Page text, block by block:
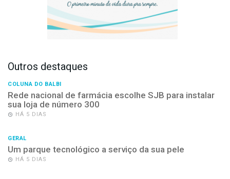
Outros destaques
COLUNA DO BALBI
Rede nacional de farmácia escolhe SJB para instalar
sua loja de número 300
HÁ 5 DIAS
GERAL
Um parque tecnológico a serviço da sua pele
HÁ 5 DIAS